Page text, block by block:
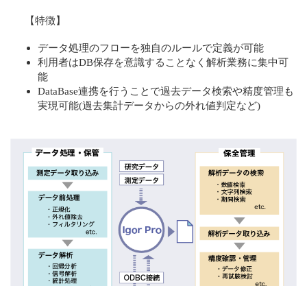
【特徴】
データ処理のフローを独自のルールで定義が可能
利用者はDB保存を意識することなく解析業務に集中可
能
DataBase連携を行うことで過去データ検索や精度管理も
実現可能(過去集計データからの外れ値判定など)